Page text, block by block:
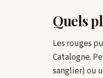
Quels
Les rouges
Catalogne.
sanglier) ou